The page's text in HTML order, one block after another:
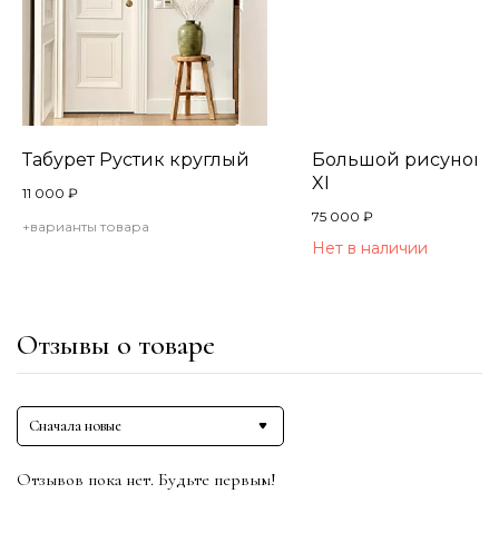
Табурет Рустик круглый
11 000 ₽
+варианты товара
Большой рисунок
XI
75 000 ₽
Нет в наличии
Отзывы о товаре
Сначала новые
Отзывов пока нет. Будьте первым!